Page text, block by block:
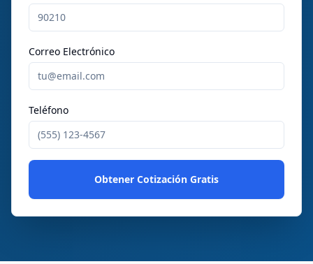
Correo Electrónico
Teléfono
Obtener Cotización Gratis